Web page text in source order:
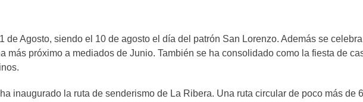
de Agosto, siendo el 10 de agosto el día del patrón San Lorenzo. Además se
más próximo a mediados de Junio. También se ha consolidado como la fiesta de
inaugurado la ruta de senderismo de La Ribera. Una ruta circular de poco más de